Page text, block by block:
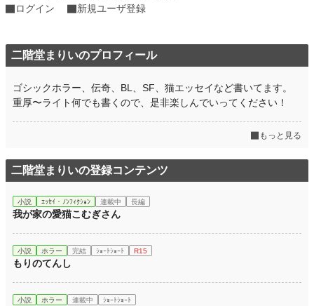
ログイン
新規ユーザ登録
二階堂まりいのプロフィール
ゴシックホラー、伝奇、BL、SF、猫エッセイなど書いてます。
重厚〜ライト何でも書くので、是非楽しんでいってください！
もっと見る
二階堂まりいの登録コンテンツ
小説 ｴｯｾｲ・ﾉﾝﾌｨｸｼｮﾝ 連載中 長編
我が家の愛猫こむぎさん
小説 ホラー 完結 ｼｮｰﾄｼｮｰﾄ R15
もりのてんし
小説 ホラー 連載中 ｼｮｰﾄｼｮｰﾄ